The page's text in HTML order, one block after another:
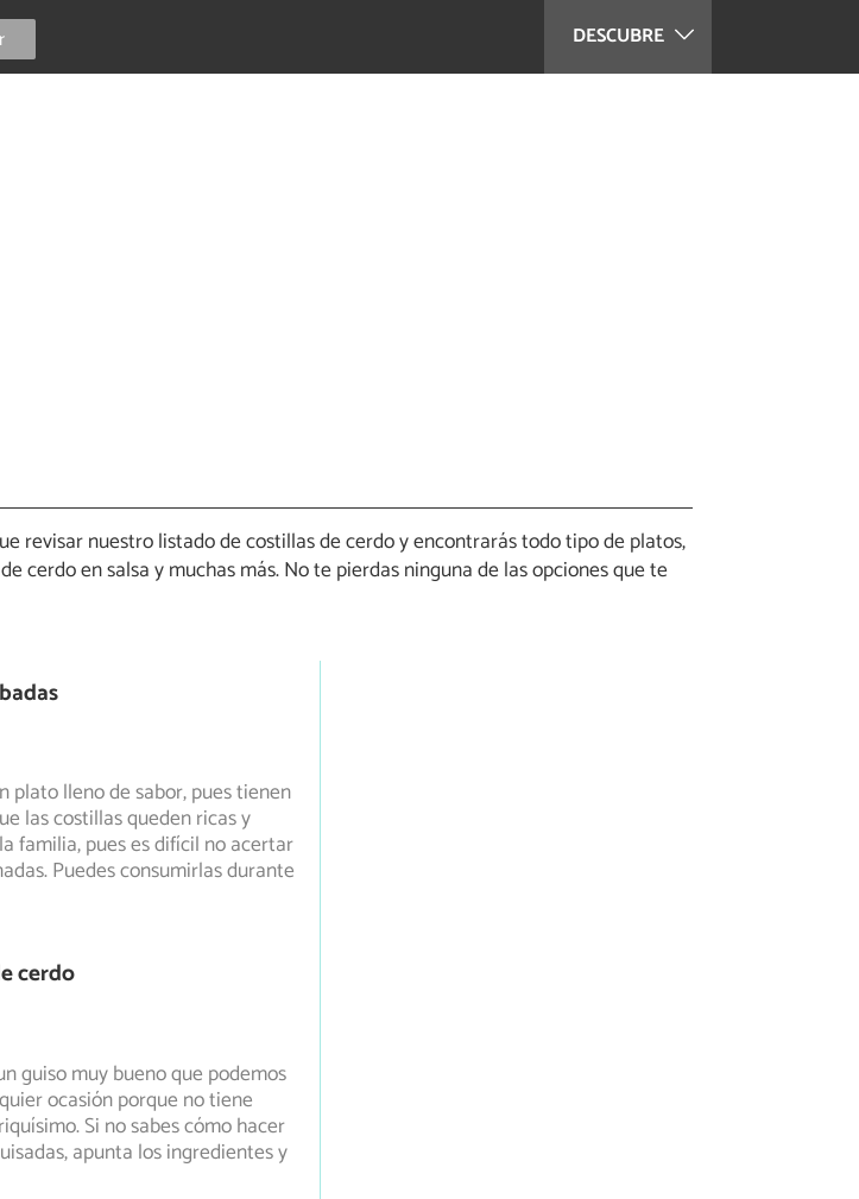
DESCUBRE
revisar nuestro listado de costillas de cerdo y encontrarás todo tipo de platos,
cerdo en salsa y muchas más. No te pierdas ninguna de las opciones que te
plato lleno de sabor, pues tienen
las costillas queden ricasy
familia, pues es difícil no acertar
Puedes consumirlas durante
cerdo
guiso muy bueno que podemos
ocasión porque no tiene
Si no sabes cómo hacer
apunta los ingredientes y